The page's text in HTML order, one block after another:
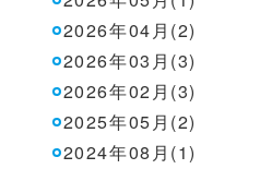
2026年04月(2)
2026年03月(3)
2026年02月(3)
2025年05月(2)
2024年08月(1)